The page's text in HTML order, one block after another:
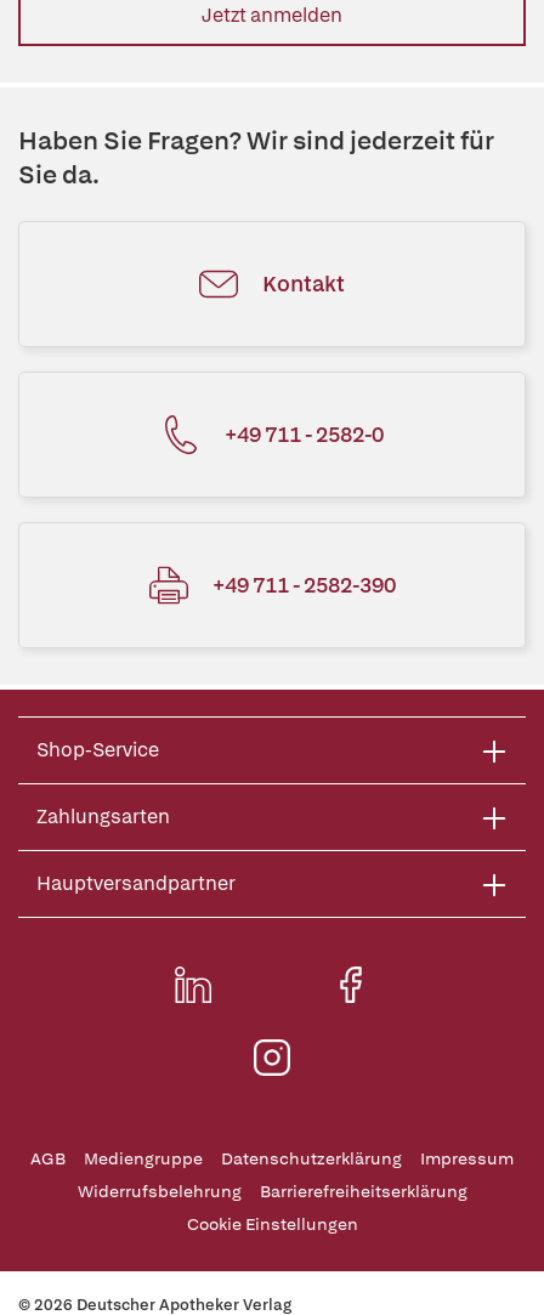
Jetzt anmelden
Haben Sie Fragen? Wir sind jederzeit für
Sie da.
Kontakt
+49 711 - 2582-0
+49 711 - 2582-390
Shop-Service
Zahlungsarten
Hauptversandpartner
AGB Mediengruppe Datenschutzerklärung
Impressum
Widerrufsbelehrung
Barrierefreiheitserklärung
Cookie Einstellungen
© 2026 Deutscher Apotheker Verlag